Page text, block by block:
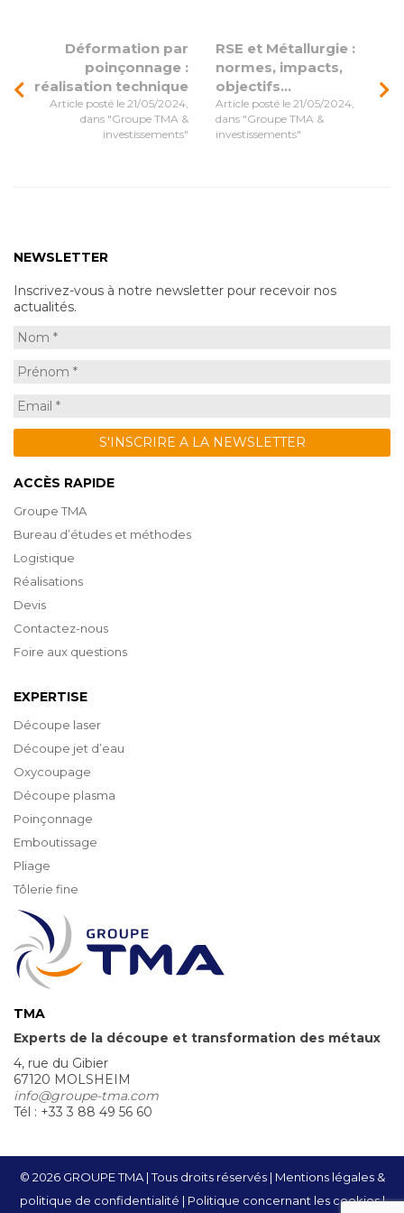
Déformation par
poinçonnage :
réalisation technique
Article posté le 21/05/2024,
dans "Groupe TMA &
investissements"
RSE et Métallurgie :
normes, impacts,
objectifs…
Article posté le 21/05/2024,
dans "Groupe TMA &
investissements"
NEWSLETTER
Inscrivez-vous à notre newsletter pour recevoir nos
actualités.
ACCÈS RAPIDE
Groupe TMA
Bureau d’études et méthodes
Logistique
Réalisations
Devis
Contactez-nous
Foire aux questions
EXPERTISE
Découpe laser
Découpe jet d’eau
Oxycoupage
Découpe plasma
Poinçonnage
Emboutissage
Pliage
Tôlerie fine
TMA
Experts de la découpe et transformation des métaux
4, rue du Gibier
67120 MOLSHEIM
info@groupe-tma.com
Tél : +33 3 88 49 56 60
© 2026 GROUPE TMA | Tous droits réservés
Mentions légales &
politique de confidentialité
Politique concernant les cookies